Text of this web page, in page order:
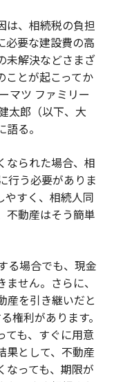
は、相続税の負担
必要な建設費の高
未解決などさまざ
ことが起こってか
マツ ファミリー
太郎（以下、大
る。
なられた場合、相
行う必要がありま
やすく、相続人同
不動産はそう簡単
る場合でも、現金
せん。さらに、
産を引き継いだと
権利があります。
ても、すぐに用意
果として、不動産
なっても、期限が